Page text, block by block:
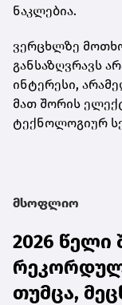
ნაკლებია.
ვერცხლზე
განსაზღვრავს
ინტერესი,
მათ შორის
ტექნოლოგიურ
მსოფლიო
2026 წელი
თუმცა,